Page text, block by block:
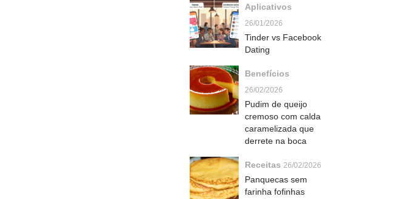
Aplicativos
26/01/2026
Tinder vs Facebook
Dating
Benefícios
26/02/2026
Pudim de queijo
cremoso com calda
caramelizada que
derrete na boca
Receitas 26/02/2026
Panquecas sem
farinha fofinhas